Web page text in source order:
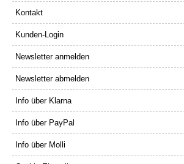
Kontakt
Kunden-Login
Newsletter anmelden
Newsletter abmelden
Info über Klarna
Info über PayPal
Info über Molli